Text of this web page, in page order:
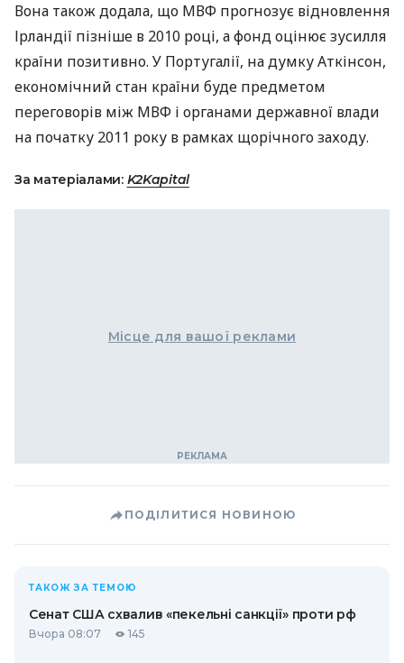
Вона також додала, що МВФ прогнозує відновлення
Ірландії пізніше в 2010 році, а фонд оцінює зусилля
країни позитивно. У Португалії, на думку Аткінсон,
економічний стан країни буде предметом
переговорів між МВФ і органами державної влади
на початку 2011 року в рамках щорічного заходу.
За матеріалами: K2Kapital
Місце для вашої реклами
ПОДІЛИТИСЯ НОВИНОЮ
ТАКОЖ ЗА ТЕМОЮ
Сенат США схвалив «пекельні санкції» проти рф
Вчора 08:07 145